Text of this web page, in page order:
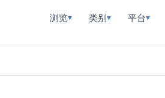
浏览▾ 类别 ▾ 平台▾